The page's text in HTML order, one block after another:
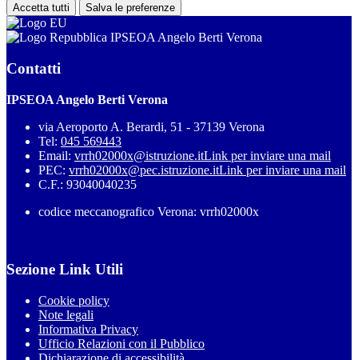
Accetta tutti Salva le preferenze
IPSEOA Angelo Berti Verona
Contatti
IPSEOA Angelo Berti Verona
via Aeroporto A. Berardi, 51 - 37139 Verona
Tel: 045 569443
Email: vrrh02000x@istruzione.itLink per inviare una mail
PEC: vrrh02000x@pec.istruzione.itLink per inviare una mail
C.F.: 93040040235
codice meccanografico Verona: vrrh02000x
Sezione Link Utili
Cookie policy
Note legali
Informativa Privacy
Ufficio Relazioni con il Pubblico